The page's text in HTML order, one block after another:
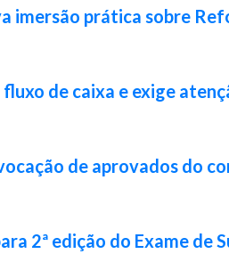
imersão prática sobre
de caixa e exige
de aprovados do
2ª edição do Exame de